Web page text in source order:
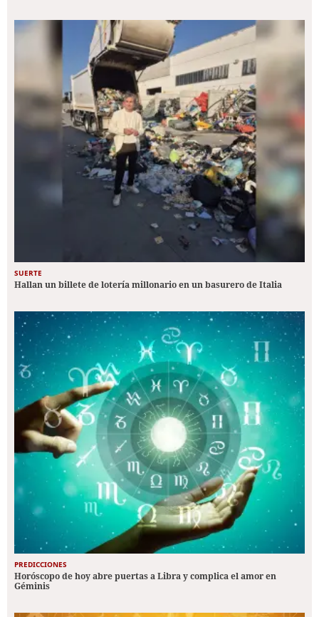
SUERTE
Hallan un billete de lotería millonario en un basurero de Italia
PREDICCIONES
Horóscopo de hoy abre puertas a Libra y complica el amor en
Géminis